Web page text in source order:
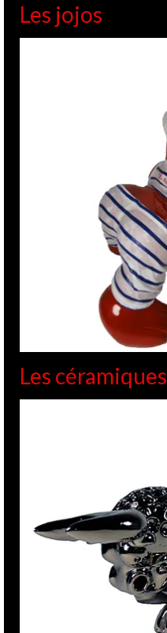
Les jojos
Les céramiques